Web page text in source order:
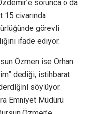
sorunca o da
15 civarında
görevli
ifade ediyor.
Özmen ise Orhan
dediği, istihbarat
söylüyor.
Emniyet Müdürü